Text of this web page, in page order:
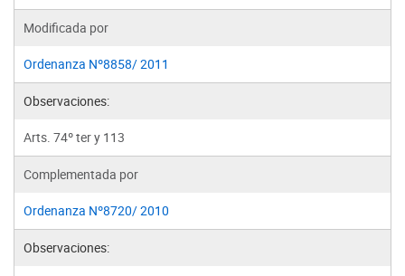
Modificada por
Ordenanza Nº8858/ 2011
Observaciones:
Arts. 74º ter y 113
Complementada por
Ordenanza Nº8720/ 2010
Observaciones: